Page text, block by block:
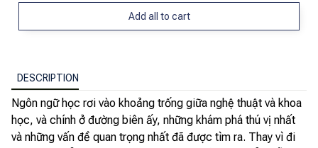
Add all to cart
DESCRIPTION
Ngôn ngữ học rơi vào khoảng trống giữa nghệ thuật và khoa
học, và chính ở đường biên ấy, những khám phá thú vị nhất
và những vấn đề quan trọng nhất đã được tìm ra. Thay vì đi